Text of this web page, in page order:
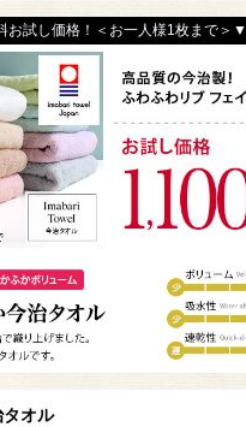
お試し価格！＜お一人様1枚まで＞▼
オル